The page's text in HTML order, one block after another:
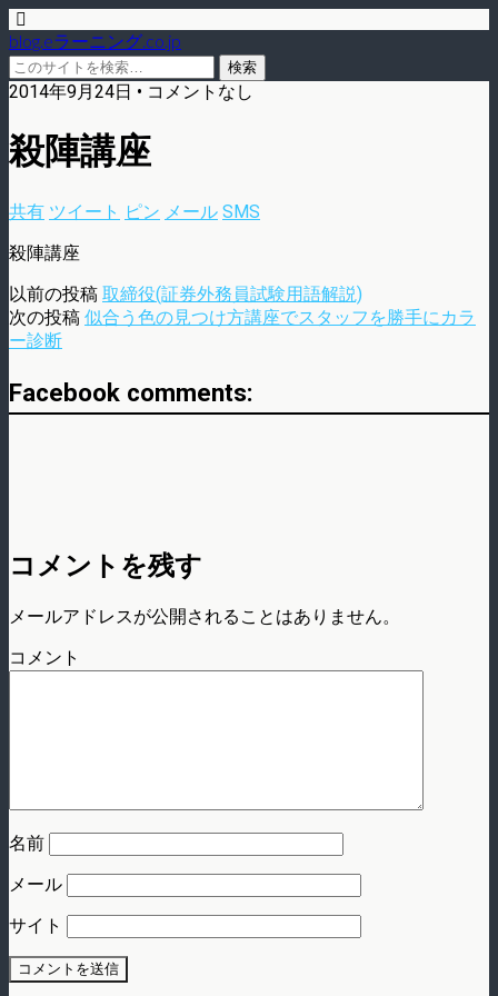
blog.eラーニング.co.jp
2014年9月24日 • コメントなし
殺陣講座
共有 ツイート ピン メール SMS
殺陣講座
以前の投稿 取締役(証券外務員試験用語解説)
次の投稿 似合う色の見つけ方講座でスタッフを勝手にカラ
ー診断
Facebook comments:
コメントを残す
メールアドレスが公開されることはありません。
コメント
名前
メール
サイト